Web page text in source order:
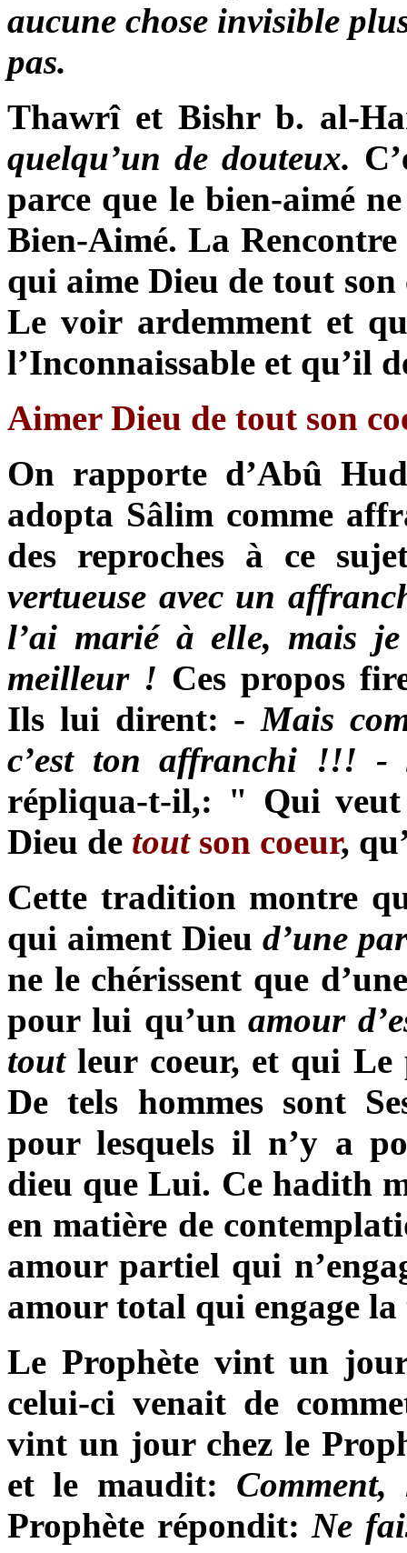
aucune chose invisible
pas.
Thawrî et Bishr b. al-H
quelqu’un de douteux.
parce que le bien-aimé
Bien-Aimé. La
qui aime Dieu de tout
Le voir ardemment et
l’Inconnaissable et qu’il
Aimer Dieu de tout son
On rapporte d’Abû H
adopta Sâlim comme
des reproches à ce
vertueuse avec un
l’ai marié à elle, mais
meilleur ! Ces propos
Ils lui dirent: -Mais
c’est ton affranchi !!! -
répliqua-t-il,: " Qui veut
Dieu de toutson coeur,
Cette tradition montre
qui aiment Dieud’une
ne le chérissent que
pour lui qu’unamour
toutleur coeur, et qui
De tels hommes sont
pour lesquels il n’y a
dieu que Lui. Ce hadith
en matière de
amour partiel qui
amour total qui engage
Le Prophète vint un
celui-ci venait de
vint un jour chez le
et le maudit:
Prophète répondit:Ne